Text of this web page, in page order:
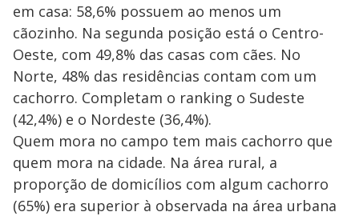
em casa: 58,6% possuem ao menos um
cãozinho. Na segunda posição está o Centro-
Oeste, com 49,8% das casas com cães. No
Norte, 48% das residências contam com um
cachorro. Completam o ranking o Sudeste
(42,4%) e o Nordeste (36,4%).
Quem mora no campo tem mais cachorro que
quem mora na cidade. Na área rural, a
proporção de domicílios com algum cachorro
(65%) era superior à observada na área urbana